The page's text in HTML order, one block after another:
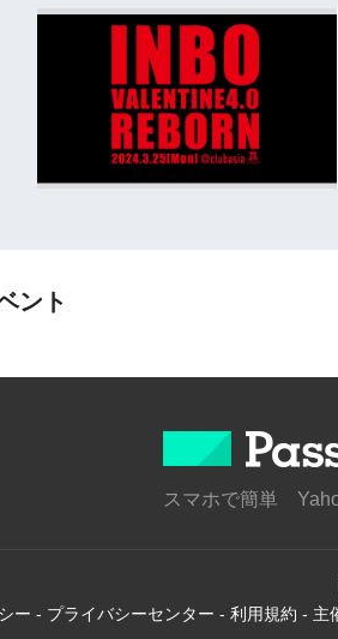
ント
スマホで簡単
ー - プライバシーセンター - 利用規約 - 主